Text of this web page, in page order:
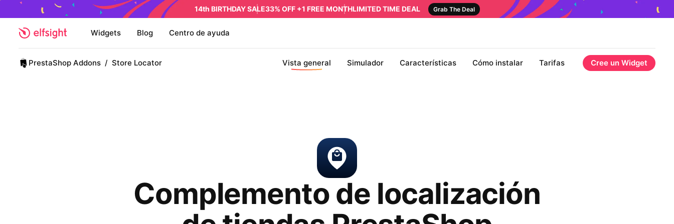
14th BIRTHDAY SALE33% OFF +1 FREE MONTHLIMITED TIME DEAL Grab The Deal
Widgets Blog Centro de ayuda
PrestaShop Addons / Store Locator Vista general Simulador Características Cómo instalar Tarifas Cree un Widget
Complemento de localización